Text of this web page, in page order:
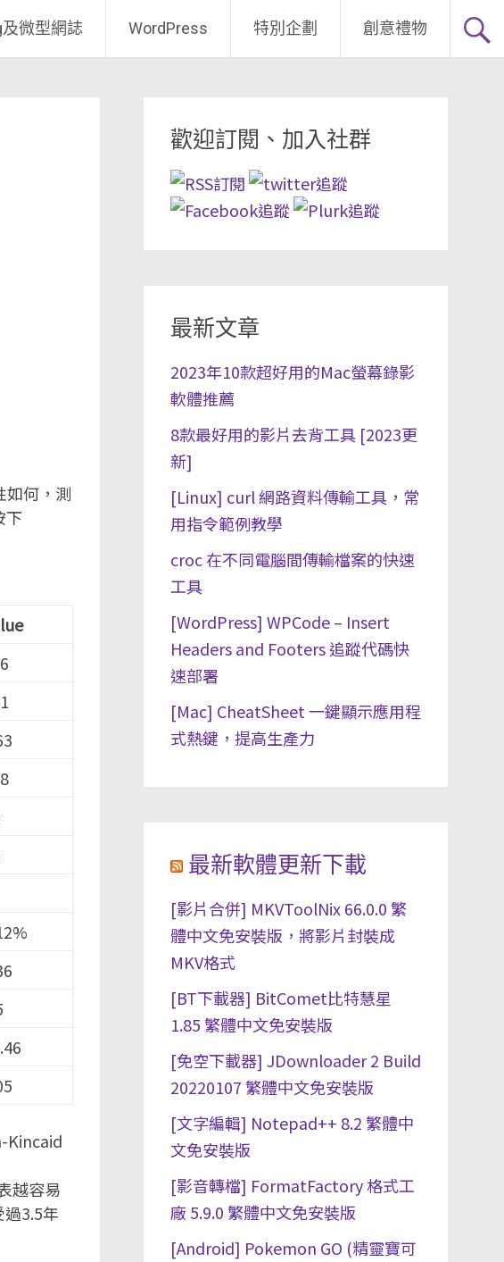
及微型網誌 WordPress 特別企劃 創意禮物
如何，測
下
Kincaid
越容易
3.5年
歡迎訂閱、加入社群
最新文章
2023年10款超好用的Mac螢幕錄影
軟體推薦
8款最好用的影片去背工具 [2023更
新]
[Linux] curl 網路資料傳輸工具，常
用指令範例教學
croc 在不同電腦間傳輸檔案的快速
工具
[WordPress] WPCode – Insert
Headers and Footers 追蹤代碼快
速部署
[Mac] CheatSheet 一鍵顯示應用程
式熱鍵，提高生產力
最新軟體更新下載
[影片合併] MKVToolNix 66.0.0 繁
體中文免安裝版，將影片封裝成
MKV格式
[BT下載器] BitComet比特慧星
1.85 繁體中文免安裝版
[免空下載器] JDownloader 2 Build
20220107 繁體中文免安裝版
[文字編輯] Notepad++ 8.2 繁體中
文免安裝版
[影音轉檔] FormatFactory 格式工
廠 5.9.0 繁體中文免安裝版
[Android] Pokemon GO (精靈寶可